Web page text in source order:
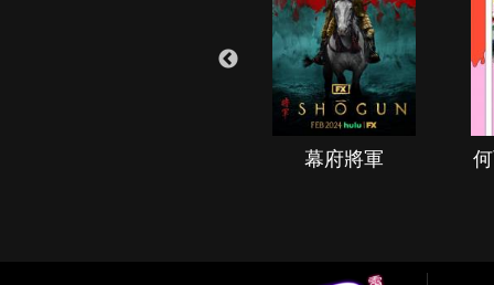
幕府將軍